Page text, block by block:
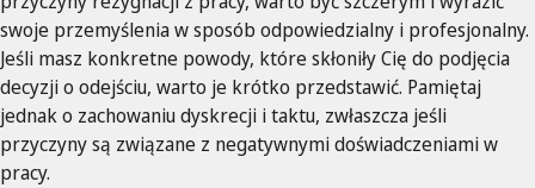
swoje przemyślenia w sposób odpowiedzialny i profesjonalny.
Jeśli masz konkretne powody, które skłoniły Cię do podjęcia
decyzji o odejściu, warto je krótko przedstawić. Pamiętaj
jednak o zachowaniu dyskrecji i taktu, zwłaszcza jeśli
przyczyny są związane z negatywnymi doświadczeniami w
pracy.